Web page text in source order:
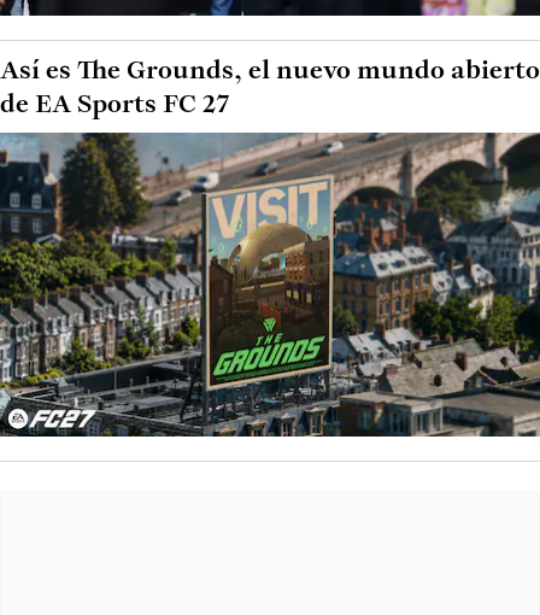
Así es The Grounds, el nuevo mundo abierto
de EA Sports FC 27